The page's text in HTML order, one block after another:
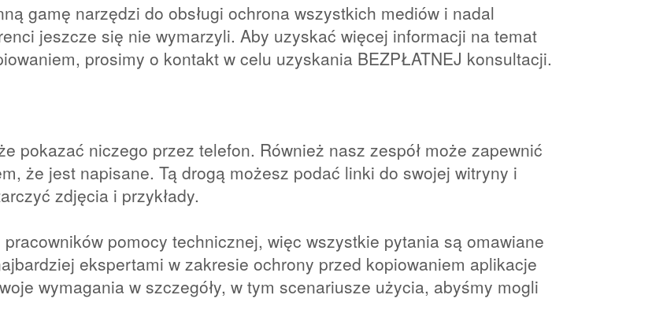
gamę narzędzi do obsługi ochrona wszystkich mediów i nadal
jeszcze się nie wymarzyli. Aby uzyskać więcej informacji na temat
prosimy o kontakt w celu uzyskania BEZPŁATNEJ konsultacji.
pokazać niczego przez telefon. Również nasz zespół może zapewnić
że jest napisane. Tą drogą możesz podać linki do swojej witryny i
zdjęcia i przykłady.
pomocy technicznej, więc wszystkie pytania są omawiane
ekspertami w zakresie ochrony przed kopiowaniem aplikacje
wymagania w szczegóły, w tym scenariusze użycia, abyśmy mogli